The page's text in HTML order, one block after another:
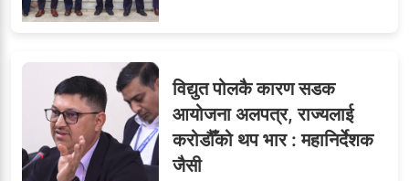
विद्युत पोलकै कारण सडक
आयोजना अलपत्र, राज्यलाई
करोडौँको थप भार : महानिर्देशक
जैसी